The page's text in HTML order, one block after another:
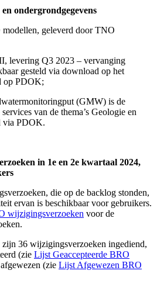
ondergrondgegevens
geleverd door TNO
Q3 2023 – vervanging
gesteld via download op het
op PDOK;
(GMW) is de
van de thema’s Geologie en
via PDOK.
in 1e en 2e kwartaal 2024,
die op de backlog stonden,
ervan is beschikbaar voor gebruikers.
wijzigingsverzoeken voor de
zijn 36 wijzigingsverzoeken ingediend,
(zie Lijst Geaccepteerde BRO
(zie Lijst Afgewezen BRO